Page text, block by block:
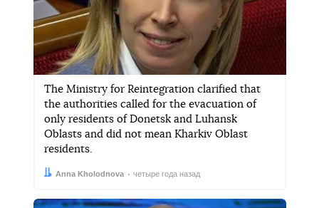
The Ministry for Reintegration clarified that
the authorities called for the evacuation of
only residents of Donetsk and Luhansk
Oblasts and did not mean Kharkiv Oblast
residents.
Автор:Anna Kholodnova
Дата: четыре года назад